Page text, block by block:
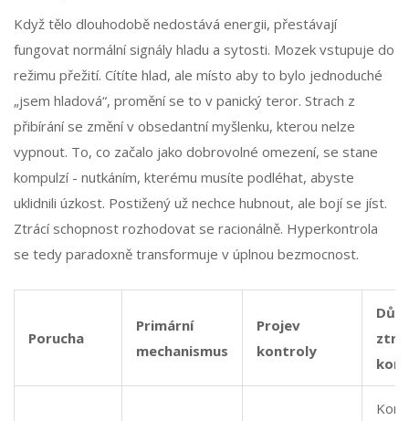
Když tělo dlouhodobě nedostává energii, přestávají
fungovat normální signály hladu a sytosti. Mozek vstupuje do
režimu přežití. Cítíte hlad, ale místo aby to bylo jednoduché
„jsem hladová“, promění se to v panický teror. Strach z
přibírání se změní v obsedantní myšlenku, kterou nelze
vypnout. To, co začalo jako dobrovolné omezení, se stane
kompulzí - nutkáním, kterému musíte podléhat, abyste
uklidnili úzkost. Postižený už nechce hubnout, ale bojí se jíst.
Ztrácí schopnost rozhodovat se racionálně. Hyperkontrola
se tedy paradoxně transformuje v úplnou bezmocnost.
Porucha
Primární
mechanismus
Projev
kontroly